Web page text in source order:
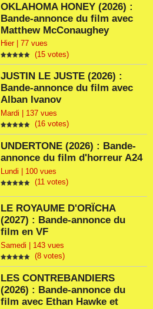
OKLAHOMA HONEY (2026) :
Bande-annonce du film avec
Matthew McConaughey
Hier | 77 vues
(15 votes)
JUSTIN LE JUSTE (2026) :
Bande-annonce du film avec
Alban Ivanov
Mardi | 137 vues
(16 votes)
UNDERTONE (2026) : Bande-
annonce du film d'horreur A24
Lundi | 100 vues
(11 votes)
LE ROYAUME D'ORÏCHA
(2027) : Bande-annonce du
film en VF
Samedi | 143 vues
(8 votes)
LES CONTREBANDIERS
(2026) : Bande-annonce du
film avec Ethan Hawke et